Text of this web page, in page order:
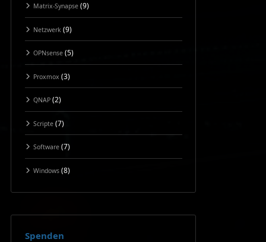
Matrix-Synapse(9)
Netzwerk(9)
OPNsense(5)
Proxmox (3)
QNAP(2)
Scripte(7)
Software(7)
Windows(8)
Spenden